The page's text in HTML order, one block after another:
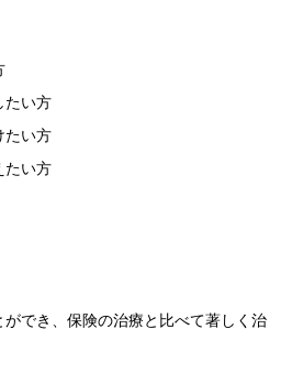
たい方
たい方
たい方
でき、保険の治療と比べて著しく治